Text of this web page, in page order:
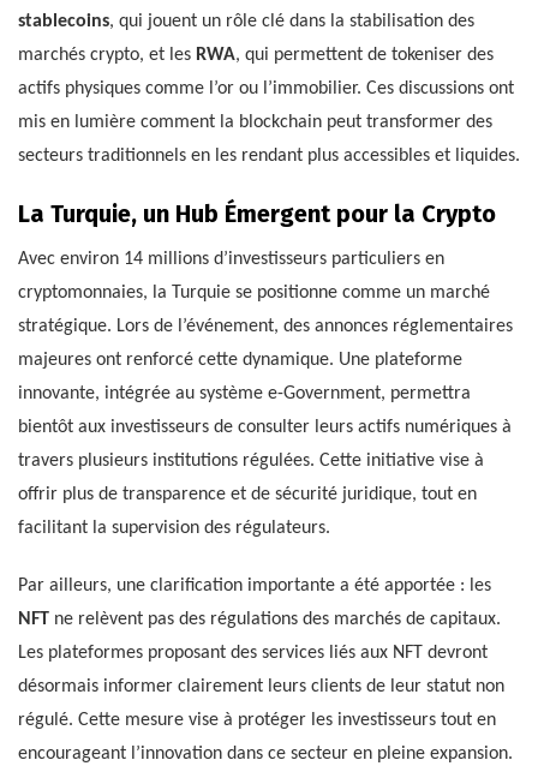
stablecoins, qui jouent un rôle clé dans la stabilisation des
marchés crypto, et les RWA, qui permettent de tokeniser des
actifs physiques comme l’or ou l’immobilier. Ces discussions ont
mis en lumière comment la blockchain peut transformer des
secteurs traditionnels en les rendant plus accessibles et liquides.
La Turquie, un Hub Émergent pour la Crypto
Avec environ 14 millions d’investisseurs particuliers en
cryptomonnaies, la Turquie se positionne comme un marché
stratégique. Lors de l’événement, des annonces réglementaires
majeures ont renforcé cette dynamique. Une plateforme
innovante, intégrée au système e-Government, permettra
bientôt aux investisseurs de consulter leurs actifs numériques à
travers plusieurs institutions régulées. Cette initiative vise à
offrir plus de transparence et de sécurité juridique, tout en
facilitant la supervision des régulateurs.
Par ailleurs, une clarification importante a été apportée : les
NFT ne relèvent pas des régulations des marchés de capitaux.
Les plateformes proposant des services liés aux NFT devront
désormais informer clairement leurs clients de leur statut non
régulé. Cette mesure vise à protéger les investisseurs tout en
encourageant l’innovation dans ce secteur en pleine expansion.